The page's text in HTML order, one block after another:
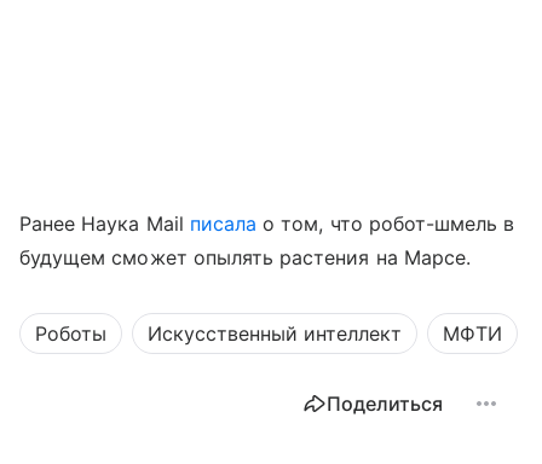
Ранее Наука Mail писала о том, что робот-шмель в
будущем сможет опылять растения на Марсе.
Роботы Искусственный интеллект МФТИ
Поделиться